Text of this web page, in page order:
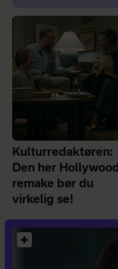
Kulturredaktøren:
Den her Hollywood
remake bør du
virkelig se!